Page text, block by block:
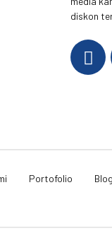
diskon
Portofolio Blog